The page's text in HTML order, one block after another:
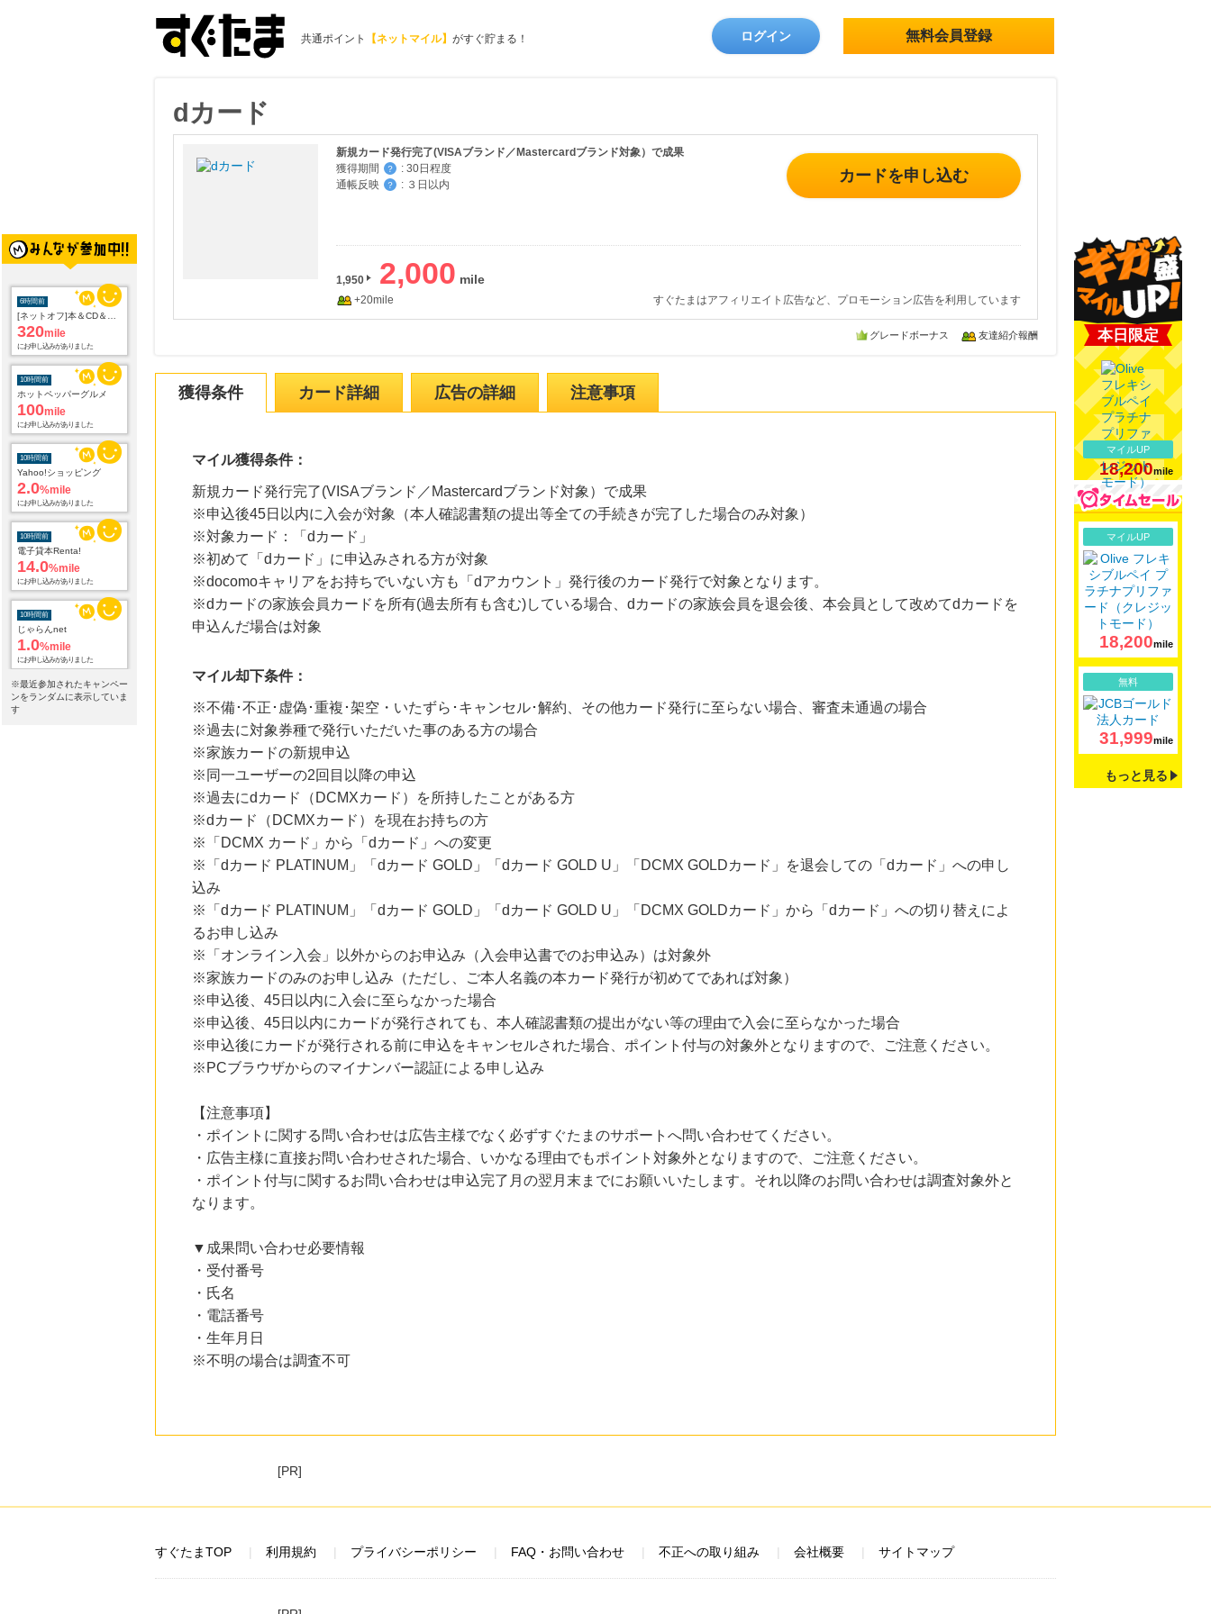
共通ポイント 【ネットマイル】 がすぐ貯まる！ ログイン 無料会員登録
6時間前
320mile
にお申し込みがありました
10時間前
ホットペッパーグルメ
100mile
にお申し込みがありました
10時間前
Yahoo!ショッピング
2.0%mile
にお申し込みがありました
10時間前
電子貸本Renta!
14.0%mile
にお申し込みがありました
10時間前
じゃらんnet
1.0%mile
にお申し込みがありました
12時間前
※最近参加されたキャンペー
ンをランダムに表示していま
す
dカード
新規カード発行完了(VISAブランド／Mastercardブランド対象）で成果
獲得期間
？ : 30日程度
通帳反映
？ : ３日以内 カードを申し込む
1,950 2,000
+20mile すぐたまはアフィリエイト広告など、プロモーション広告を利用しています
グレードボーナス 友達紹介報酬
獲得条件 カード詳細 広告の詳細 注意事項
マイル獲得条件：
新規カード発行完了(VISAブランド／Mastercardブランド対象）で成果
※申込後45日以内に入会が対象（本人確認書類の提出等全ての手続きが完了した場合のみ対象）
※対象カード：「dカード」
※初めて「dカード」に申込みされる方が対象
※docomoキャリアをお持ちでいない方も「dアカウント」発行後のカード発行で対象となります。
※dカードの家族会員カードを所有(過去所有も含む)している場合、dカードの家族会員を退会後、本会員として改めてdカードを
申込んだ場合は対象
マイル却下条件：
※不備･不正･虚偽･重複･架空・いたずら･キャンセル･解約、その他カード発行に至らない場合、審査未通過の場合
※過去に対象券種で発行いただいた事のある方の場合
※家族カードの新規申込
※同一ユーザーの2回目以降の申込
※過去にdカード（DCMXカード）を所持したことがある方
※dカード（DCMXカード）を現在お持ちの方
※「DCMX カード」から「dカード」への変更
※「dカード PLATINUM」「dカード GOLD」「dカード GOLD U」「DCMX GOLDカード」を退会しての「dカード」への申し
込み
※「dカード PLATINUM」「dカード GOLD」「dカード GOLD U」「DCMX GOLDカード」から「dカード」への切り替えによ
るお申し込み
※「オンライン入会」以外からのお申込み（入会申込書でのお申込み）は対象外
※家族カードのみのお申し込み（ただし、ご本人名義の本カード発行が初めてであれば対象）
※申込後、45日以内に入会に至らなかった場合
※申込後、45日以内にカードが発行されても、本人確認書類の提出がない等の理由で入会に至らなかった場合
※申込後にカードが発行される前に申込をキャンセルされた場合、ポイント付与の対象外となりますので、ご注意ください。
※PCブラウザからのマイナンバー認証による申し込み
【注意事項】
・ポイントに関する問い合わせは広告主様でなく必ずすぐたまのサポートへ問い合わせてください。
・広告主様に直接お問い合わせされた場合、いかなる理由でもポイント対象外となりますので、ご注意ください。
・ポイント付与に関するお問い合わせは申込完了月の翌月末までにお願いいたします。それ以降のお問い合わせは調査対象外と
なります。
▼成果問い合わせ必要情報
・受付番号
・氏名
・電話番号
・生年月日
※不明の場合は調査不可
本日限定
マイルUP
18,200mile
マイルUP
18,200mile
無料
31,999mile
もっと見る
[PR]
すぐたまTOP 利用規約 プライバシーポリシー FAQ・お問い合わせ 不正への取り組み 会社概要 サイトマップ